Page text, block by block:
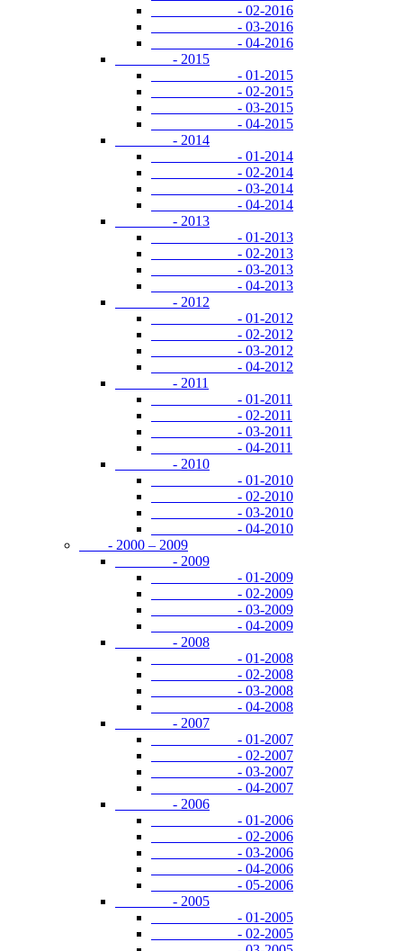
- 02-2016
- 03-2016
- 04-2016
- 2015
- 01-2015
- 02-2015
- 03-2015
- 04-2015
- 2014
- 01-2014
- 02-2014
- 03-2014
- 04-2014
- 2013
- 01-2013
- 02-2013
- 03-2013
- 04-2013
- 2012
- 01-2012
- 02-2012
- 03-2012
- 04-2012
- 2011
- 01-2011
- 02-2011
- 03-2011
- 04-2011
- 2010
- 01-2010
- 02-2010
- 03-2010
- 04-2010
- 2000 – 2009
- 2009
- 01-2009
- 02-2009
- 03-2009
- 04-2009
- 2008
- 01-2008
- 02-2008
- 03-2008
- 04-2008
- 2007
- 01-2007
- 02-2007
- 03-2007
- 04-2007
- 2006
- 01-2006
- 02-2006
- 03-2006
- 04-2006
- 05-2006
- 2005
- 01-2005
- 02-2005